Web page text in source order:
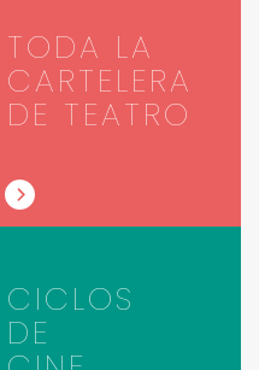
TODA LA
CARTELERA
DE TEATRO
CICLOS
DE